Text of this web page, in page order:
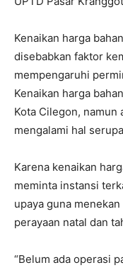
Kenaikan harga
disebabkan faktor
mempengaruhi
Kenaikan harga
Kota Cilegon, namun
mengalami hal
Karena kenaikan
meminta instansi
upaya guna
perayaan natal dan
“Belum ada operasi